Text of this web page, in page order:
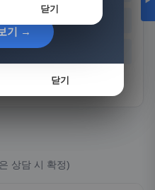
충남
경북
상담 시 확정)
닫기
기 →
닫기
기 →
닫기